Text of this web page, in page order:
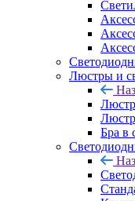
Люстры и
Бра в